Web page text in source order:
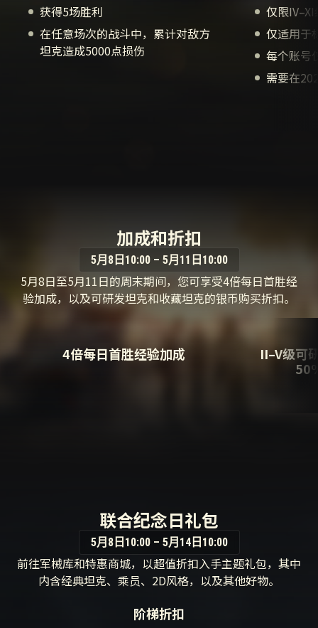
获得5场胜利
在任意场次的战斗中，累计对敌方
坦克造成5000点损伤
仅限
仅适用于
每个账号
需要在
加成和折扣
5月8日10:00 – 5月11日10:00
5月8日至5月11日的周末期间，您可享受4倍每日首胜经
验加成，以及可研发坦克和收藏坦克的银币购买折扣。
4倍每日首胜经验加成
II–V级可
联合纪念日礼包
5月8日10:00 – 5月14日10:00
前往军械库和特惠商城，以超值折扣入手主题礼包，其中
内含经典坦克、乘员、2D风格，以及其他好物。
阶梯折扣